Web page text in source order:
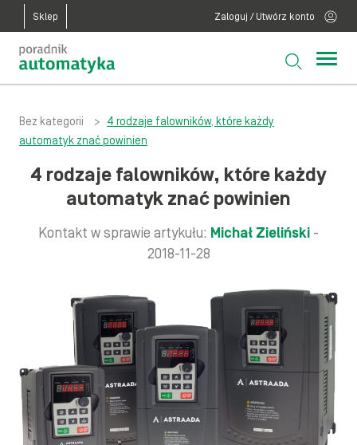
Sklep Zaloguj / Utwórz konto
Bez kategorii >
4 rodzaje falowników, które każdy
automatyk znać powinien
4 rodzaje falowników, które każdy
automatyk znać powinien
Kontakt w sprawie artykułu: Michał Zieliński -
2018-11-28